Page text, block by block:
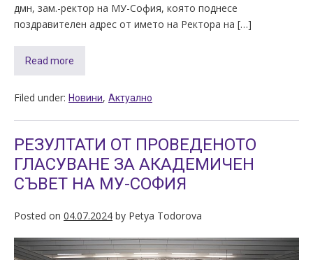
дмн, зам.-ректор на МУ-София, която поднесе
поздравителен адрес от името на Ректора на […]
Read more
Filed under: Новини, Актуално
РЕЗУЛТАТИ ОТ ПРОВЕДЕНОТО
ГЛАСУВАНЕ ЗА АКАДЕМИЧЕН
СЪВЕТ НА МУ-СОФИЯ
Posted on 04.07.2024 by Petya Todorova